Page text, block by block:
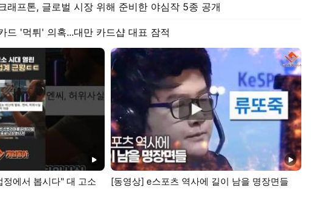
래프톤, 글로벌 시장 위해 준비한 야심작 5종 공개
드 '먹튀' 의혹...대만 카드샵 대표 잠적
에서 봅시다" 대 고소
[동영상] e스포츠 역사에 길이 남을 명장면들